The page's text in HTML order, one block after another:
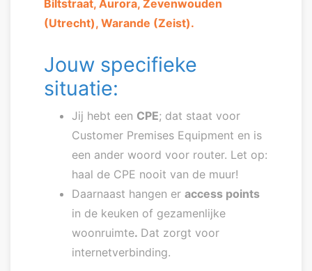
Biltstraat, Aurora, Zevenwouden
(Utrecht), Warande (Zeist).
Jouw specifieke
situatie:
Jij hebt een CPE; dat staat voor
Customer Premises Equipment en is
een ander woord voor router. Let op:
haal de CPE nooit van de muur!
Daarnaast hangen er access points
in de keuken of gezamenlijke
woonruimte. Dat zorgt voor
internetverbinding.